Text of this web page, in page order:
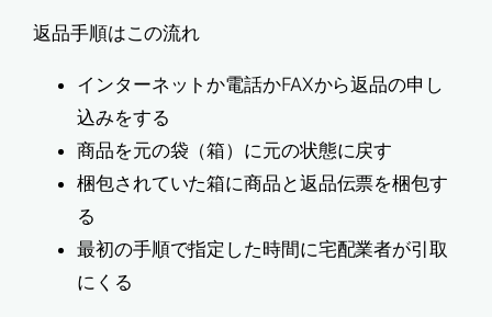
返品手順はこの流れ
インターネットか電話かFAXから返品の申し
込みをする
商品を元の袋（箱）に元の状態に戻す
梱包されていた箱に商品と返品伝票を梱包す
る
最初の手順で指定した時間に宅配業者が引取
にくる